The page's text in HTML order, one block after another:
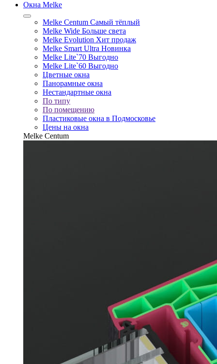
Окна Melke
Melke Centum Самый тёплый
Melke Wide Больше света
Melke Evolution Хит продаж
Melke Smart Ultra Новинка
Melke Lite`70 Выгодно
Melke Lite`60 Выгодно
Цветные окна
Панорамные окна
Нестандартные окна
По типу
По помещению
Пластиковые окна в Подмосковье
Цены на окна
Melke Centum